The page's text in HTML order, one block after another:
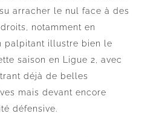
arracher le nul face à des
notamment en
palpitant illustre bien le
saison en Ligue 2, avec
déjà de belles
mais devant encore
défensive.